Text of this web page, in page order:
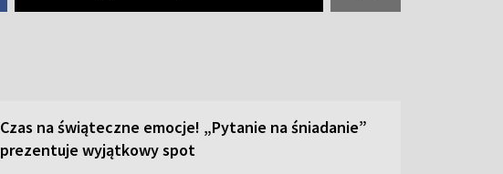
Czas na świąteczne emocje! „Pytanie na śniadanie”
prezentuje wyjątkowy spot